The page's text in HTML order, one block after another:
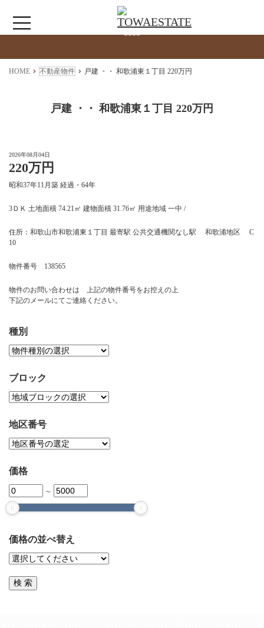
HOME
売買情報
月極駐車場のご案内
アクセス
検索物件の詳細
****
HOME 不動産物件 戸建 ・・ 和歌浦東１丁目 220万円
戸建 ・・ 和歌浦東１丁目 220万円
2026年08月04日
220万円
昭和37年11月築 経過・64年
3ＤＫ 土地面積 74.21㎡ 建物面積 31.76㎡ 用途地域 一中 /
住所：和歌山市和歌浦東１丁目 最寄駅 公共交通機関なし駅 和歌浦地区 C
10
物件番号 138565
物件のお問い合わせは 上記の物件番号をお控えの上
下記のメールにてご連絡ください。
種別
ブロック
地区番号
価格
～
価格の並べ替え